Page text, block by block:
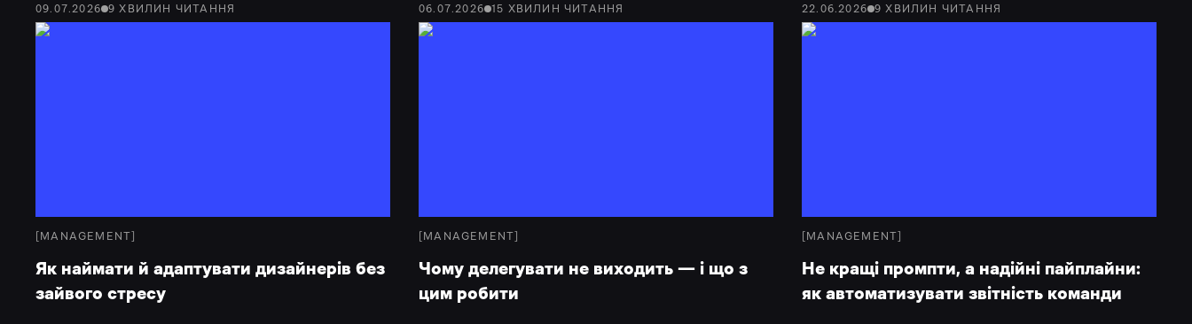
09.07.2026 9 ХВИЛИН ЧИТАННЯ
MANAGEMENT
Як наймати й адаптувати дизайнерів без
зайвого стресу
06.07.2026 15 ХВИЛИН ЧИТАННЯ
MANAGEMENT
Чому делегувати не виходить — і що з
цим робити
22.06.2026 9 ХВИЛИН ЧИТАННЯ
MANAGEMENT
Не кращі промпти, а надійні пайплайни:
як автоматизувати звітність команди